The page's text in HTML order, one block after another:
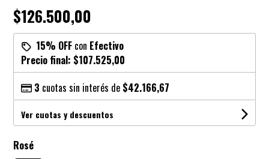
$126.500,00
15% OFF con Efectivo
Precio final: $107.525,00
3 cuotas sin interés de $42.166,67
Ver cuotas y descuentos
Rosé